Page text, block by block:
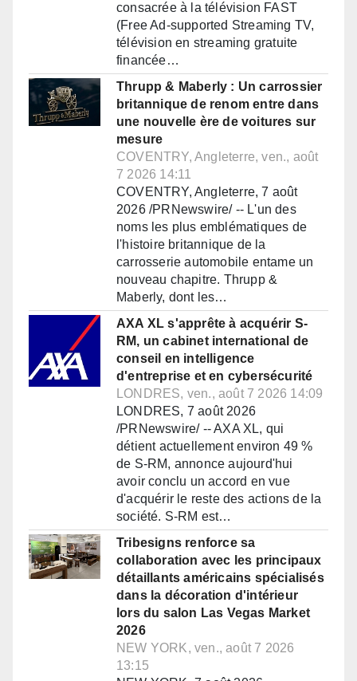
consacrée à la télévision FAST
(Free Ad-supported Streaming TV,
télévision en streaming gratuite
financée…
Thrupp & Maberly : Un carrossier
britannique de renom entre dans
une nouvelle ère de voitures sur
mesure
COVENTRY, Angleterre, ven., août
7 2026 14:11
COVENTRY, Angleterre, 7 août
2026 /PRNewswire/ -- L'un des
noms les plus emblématiques de
l'histoire britannique de la
carrosserie automobile entame un
nouveau chapitre. Thrupp &
Maberly, dont les…
AXA XL s'apprête à acquérir S-
RM, un cabinet international de
conseil en intelligence
d'entreprise et en cybersécurité
LONDRES, ven., août 7 2026 14:09
LONDRES, 7 août 2026
/PRNewswire/ -- AXA XL, qui
détient actuellement environ 49 %
de S-RM, annonce aujourd'hui
avoir conclu un accord en vue
d'acquérir le reste des actions de la
société. S-RM est…
Tribesigns renforce sa
collaboration avec les principaux
détaillants américains spécialisés
dans la décoration d'intérieur
lors du salon Las Vegas Market
2026
NEW YORK, ven., août 7 2026
13:15